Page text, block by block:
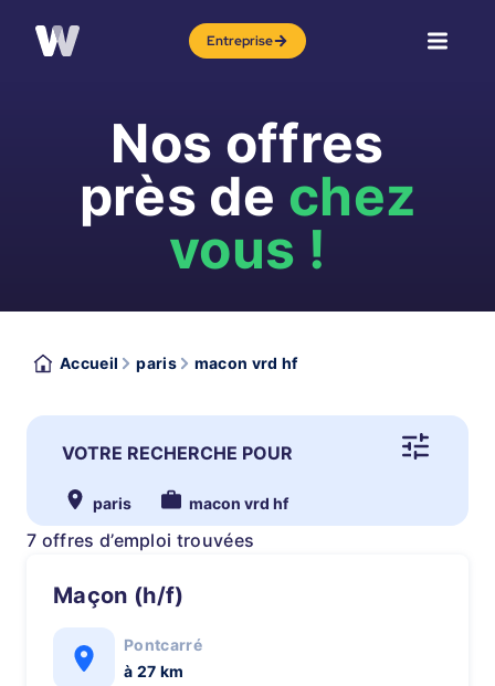
Entreprise
Nos offres
près de chez
vous !
Accueil paris macon vrd hf
VOTRE RECHERCHE POUR
paris macon vrd hf
7 offres d’emploi trouvées
Maçon (h/f)
Pontcarré
à 27 km